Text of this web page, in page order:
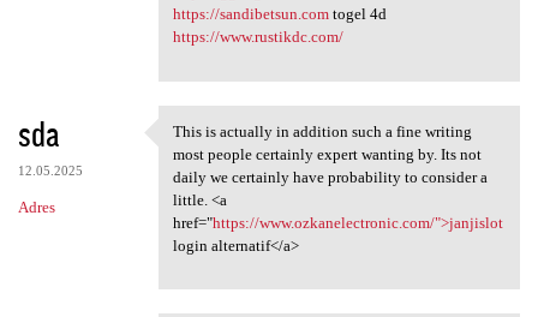
https://sandibetsun.comtogel 4d
https://www.rustikdc.com/
sda
12.05.2025
Adres
This is actually in addition
This is actually in addition such a fine writing
most people certainly expert wanting by. Its not
daily we certainly have probability to consider a
little. <a
href="https://www.ozkanelectronic.com/">janjislot
login alternatif</a>